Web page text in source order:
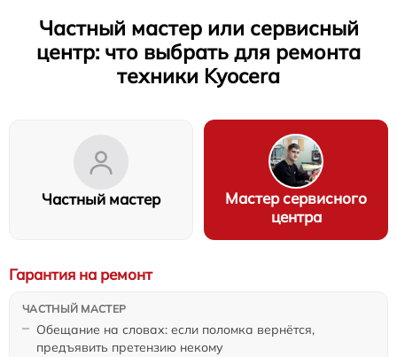
Частный мастер или сервисный
центр: что выбрать для ремонта
техники Kyocera
Частный мастер
Мастер сервисного
центра
Обещание на словах: если поломка вернётся,
предъявить претензию некому
Гарантия на ремонт